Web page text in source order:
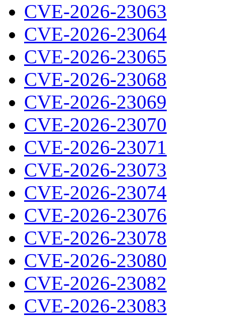
CVE-2026-23063
CVE-2026-23064
CVE-2026-23065
CVE-2026-23068
CVE-2026-23069
CVE-2026-23070
CVE-2026-23071
CVE-2026-23073
CVE-2026-23074
CVE-2026-23076
CVE-2026-23078
CVE-2026-23080
CVE-2026-23082
CVE-2026-23083